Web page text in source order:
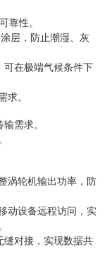
靠性。
层，防止潮湿、灰
可在极端气候条件下
。
需求。
涡轮机输出功率，防
动设备远程访问，实
对接，实现数据共